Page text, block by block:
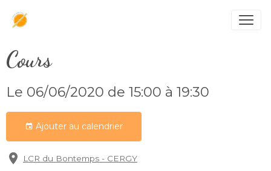
Cours
Le 06/06/2020 de 15:00 à 19:30
Ajouter au calendrier
LCR du Bontemps - CERGY